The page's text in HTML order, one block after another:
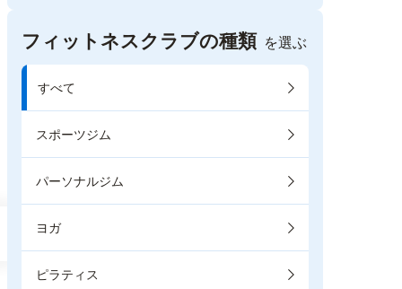
フィットネスクラブの種類 を選ぶ
すべて
スポーツジム
パーソナルジム
ヨガ
ピラティス